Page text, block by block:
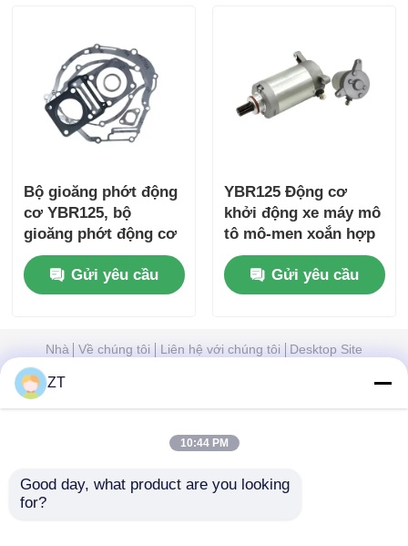
Bộ gioăng phớt động
cơ YBR125, bộ
gioăng phớt động cơ
đầy đủ, chống mài
mòn
Gửi yêu cầu
YBR125 Động cơ
khởi động xe máy mô
tô mô-men xoắn hợp
lực khởi động cao
Gửi yêu cầu
Nhà Về chúng tôi Liên hệ với chúng tôi
Desktop Site
Phẩm chấtPhụ tùng động cơ xe máyNhà máy
Co., Ltd.. All Rights Reserved.
ZT
10:44 PM
Good day, what product are you looking
for?